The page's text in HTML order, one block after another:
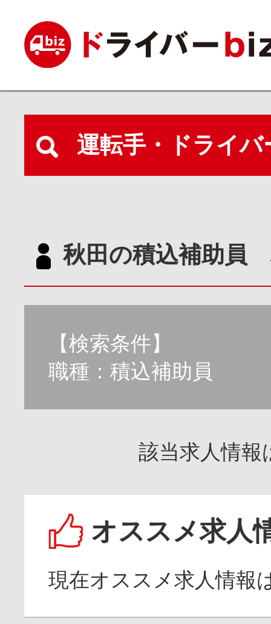
運転手・ドライ
秋田の積込補助員
【検索条件】
職種：積込補助員
該当求人情
オススメ求人
現在オススメ求人情報